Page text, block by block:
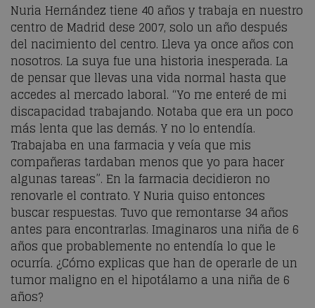
Nuria Hernández tiene 40 años y trabaja en nuestro
centro de Madrid dese 2007, solo un año después
del nacimiento del centro. Lleva ya once años con
nosotros. La suya fue una historia inesperada. La
de pensar que llevas una vida normal hasta que
accedes al mercado laboral. “Yo me enteré de mi
discapacidad trabajando. Notaba que era un poco
más lenta que las demás. Y no lo entendía.
Trabajaba en una farmacia y veía que mis
compañeras tardaban menos que yo para hacer
algunas tareas”. En la farmacia decidieron no
renovarle el contrato. Y Nuria quiso entonces
buscar respuestas. Tuvo que remontarse 34 años
antes para encontrarlas. Imaginaros una niña de 6
años que probablemente no entendía lo que le
ocurría. ¿Cómo explicas que han de operarle de un
tumor maligno en el hipotálamo a una niña de 6
años?